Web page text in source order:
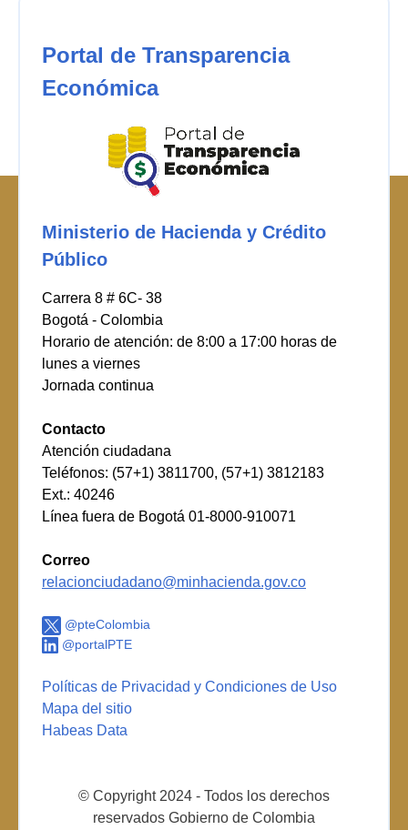
Portal de Transparencia
Económica
Ministerio de Hacienda y Crédito
Público
Carrera 8 # 6C- 38
Bogotá - Colombia
Horario de atención: de 8:00 a 17:00 horas de
lunes a viernes
Jornada continua
Contacto
Atención ciudadana
Teléfonos: (57+1) 3811700, (57+1) 3812183
Ext.: 40246
Línea fuera de Bogotá 01-8000-910071
Correo
relacionciudadano@minhacienda.gov.co
@pteColombia
@portalPTE
Políticas de Privacidad y Condiciones de Uso
Mapa del sitio
Habeas Data
© Copyright 2024 - Todos los derechos
reservados Gobierno de Colombia